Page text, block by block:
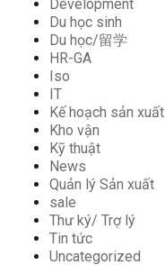
Development
Du học sinh
Du học/留学
HR-GA
Iso
IT
Kế hoạch sản xuất
Kho vận
Kỹ thuật
News
Quản lý Sản xuất
sale
Thư ký/ Trợ lý
Tin tức
Uncategorized